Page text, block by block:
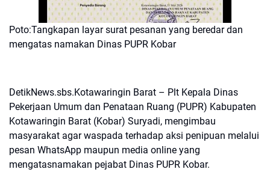
Poto:Tangkapan layar surat pesanan yang beredar dan
mengatas namakan Dinas PUPR Kobar
DetikNews.sbs.Kotawaringin Barat – Plt Kepala Dinas
Pekerjaan Umum dan Penataan Ruang (PUPR) Kabupaten
Kotawaringin Barat (Kobar) Suryadi, mengimbau
masyarakat agar waspada terhadap aksi penipuan melalui
pesan WhatsApp maupun media online yang
mengatasnamakan pejabat Dinas PUPR Kobar.